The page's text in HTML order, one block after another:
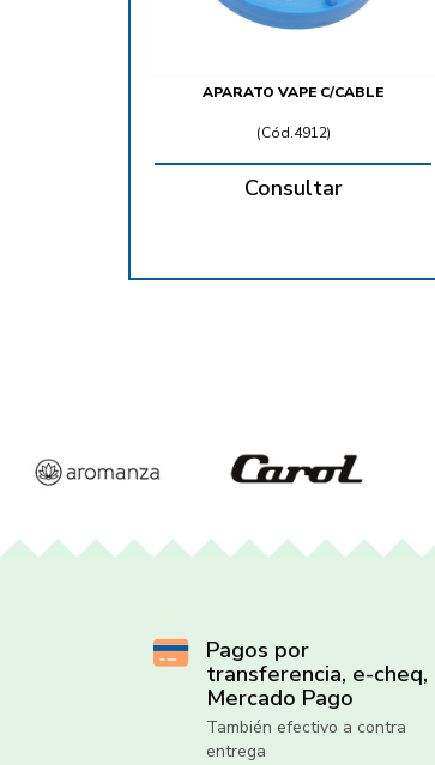
APARATO VAPE C/CABLE
(Cód.4912)
Consultar
Pagos por
transferencia, e-cheq,
Mercado Pago
También efectivo a contra
entrega